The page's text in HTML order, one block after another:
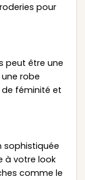
pour
peut être une
robe
féminité et
sophistiquée
à votre look
comme le